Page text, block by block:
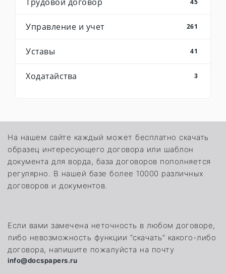
45
Управление и учет 261
Уставы 41
Ходатайства 3
На нашем сайте каждый может бесплатно скачать
образец интересующего договора или шаблон
документа для ворда, база договоров пополняется
регулярно. В нашей базе более 10000 различных
договоров и документов.
Если вами замечена неточность в любом договоре,
либо невозможность функции “скачать” какого-либо
договора, напишите пожалуйста на почту
info@docspapers.ru